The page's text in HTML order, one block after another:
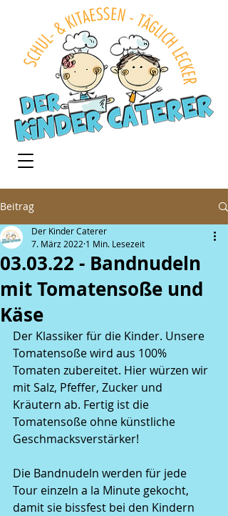
Beitrag
03.03.22 - Bandnudeln
mit Tomatensoße und
Käse
Der Kinder Caterer
7. März 2022 1 Min. Lesezeit
Der Klassiker für die Kinder. Unsere
Tomatensoße wird aus 100%
Tomaten zubereitet. Hier würzen wir
mit Salz, Pfeffer, Zucker und
Kräutern ab. Fertig ist die
Tomatensoße ohne künstliche
Geschmacksverstärker!
Die Bandnudeln werden für jede
Tour einzeln a la Minute gekocht,
damit sie bissfest bei den Kindern